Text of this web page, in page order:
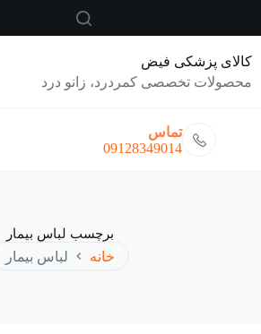
کالای پزشکی فیض
محصولات تخصصی کمردرد، زانو درد
تماس
09128349014
برچسب لباس بیمار
خانه
لباس بیمار